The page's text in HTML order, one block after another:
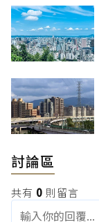
討論區
共有 0 則留言